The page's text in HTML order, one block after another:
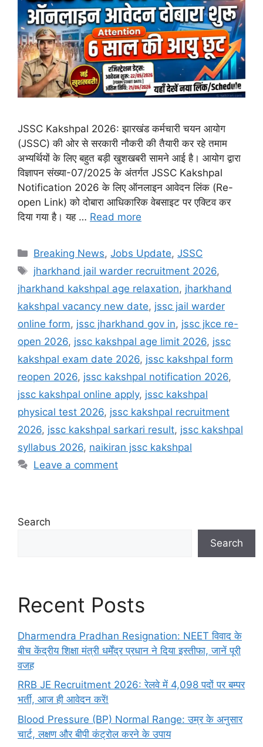
JSSC Kakshpal 2026: झारखंड कर्मचारी चयन आयोग
(JSSC) की ओर से सरकारी नौकरी की तैयारी कर रहे तमाम
अभ्यर्थियों के लिए बहुत बड़ी खुशखबरी सामने आई है। आयोग द्वारा
विज्ञापन संख्या-07/2025 के अंतर्गत JSSC Kakshpal
Notification 2026 के लिए ऑनलाइन आवेदन लिंक (Re-
open Link) को दोबारा आधिकारिक वेबसाइट पर एक्टिव कर
दिया गया है। यह … Read more
Categories
Breaking News,Jobs Update,JSSC
Tags
jharkhand jail warder recruitment 2026,
jharkhand kakshpal age relaxation, jharkhand
kakshpal vacancy new date, jssc jail warder
online form, jssc jharkhand gov in, jssc jkce re-
open 2026, jssc kakshpal age limit 2026, jssc
kakshpal exam date 2026, jssc kakshpal form
reopen 2026, jssc kakshpal notification 2026,
jssc kakshpal online apply, jssc kakshpal
physical test 2026, jssc kakshpal recruitment
2026, jssc kakshpal sarkari result, jssc kakshpal
syllabus 2026, naikiran jssc kakshpal
Leave a comment
Search
Search
Recent Posts
Dharmendra Pradhan Resignation: NEET विवाद के
बीच केंद्रीय शिक्षा मंत्री धर्मेंद्र प्रधान ने दिया इस्तीफा, जानें पूरी
वजह
RRB JE Recruitment 2026: रेलवे में 4,098 पदों पर बम्पर
भर्ती, आज ही आवेदन करें!
Blood Pressure (BP) Normal Range: उम्र के अनुसार
चार्ट, लक्षण और बीपी कंट्रोल करने के उपाय